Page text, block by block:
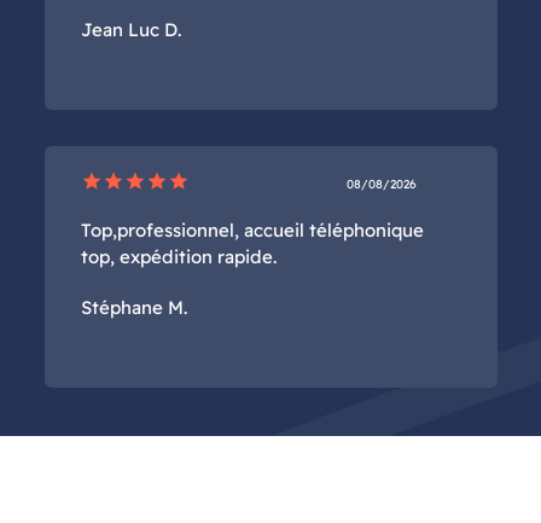
Jean Luc D.
star star star star star 08/08/2026
Top,professionnel, accueil téléphonique
top, expédition rapide.
Stéphane M.